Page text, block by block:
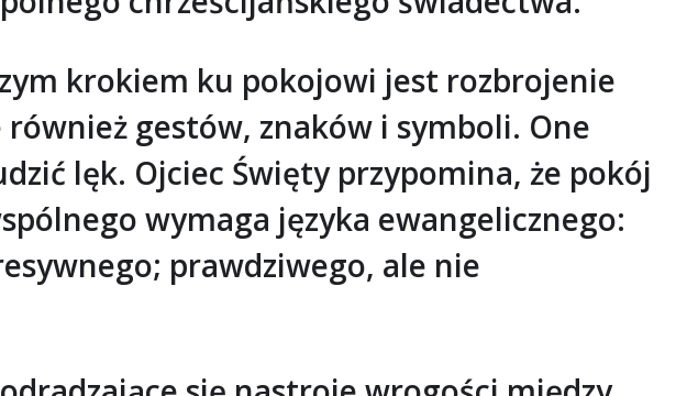
krokiem ku pokojowi jest rozbrojenie
gestów, znaków i symboli. One
lęk. Ojciec Święty przypomina, że pokój
wymaga języka ewangelicznego:
prawdziwego, ale nie